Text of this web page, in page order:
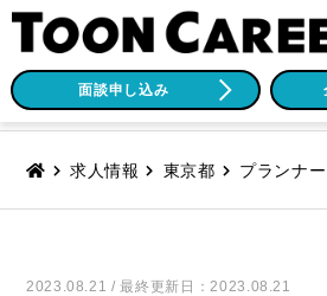
面談申し込み
求人情報 東京都 プランナー
2023.08.21 / 最終更新日：2023.08.21